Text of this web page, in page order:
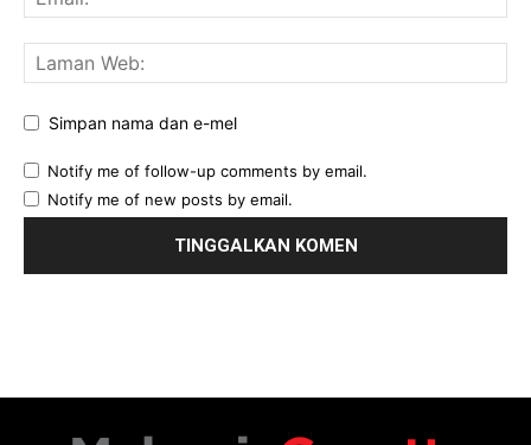
Simpan nama dan e-mel
Notify me of follow-up comments by email.
Notify me of new posts by email.